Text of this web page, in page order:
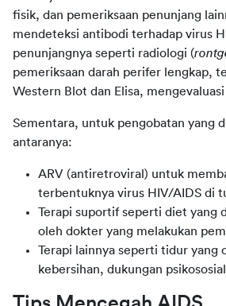
fisik, dan pemeriksaan penunjang
mendeteksi antibodi terhadap virus
penunjangnya seperti radiologi (
pemeriksaan darah perifer lengkap,
Western Blot dan Elisa,
Sementara, untuk pengobatan yang
antaranya:
ARV (antiretroviral) untuk
terbentuknya virus HIV/AIDS di
Terapi suportif seperti diet yang
oleh dokter yang melakukan
Terapi lainnya seperti tidur yang
kebersihan, dukungan